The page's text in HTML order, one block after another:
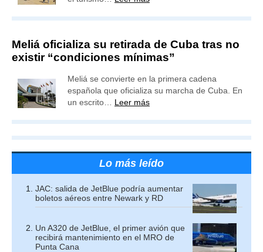
Meliá oficializa su retirada de Cuba tras no
existir “condiciones mínimas”
Meliá se convierte en la primera cadena
española que oficializa su marcha de Cuba. En
un escrito… Leer más
Lo más leído
JAC: salida de JetBlue podría aumentar
boletos aéreos entre Newark y RD
Un A320 de JetBlue, el primer avión que
recibirá mantenimiento en el MRO de
Punta Cana